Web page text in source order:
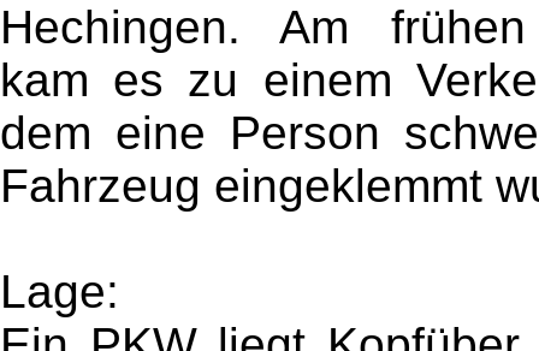
Hechingen. Am
kam es zu einem
dem eine Person
Fahrzeug eingeklemmt
Lage: